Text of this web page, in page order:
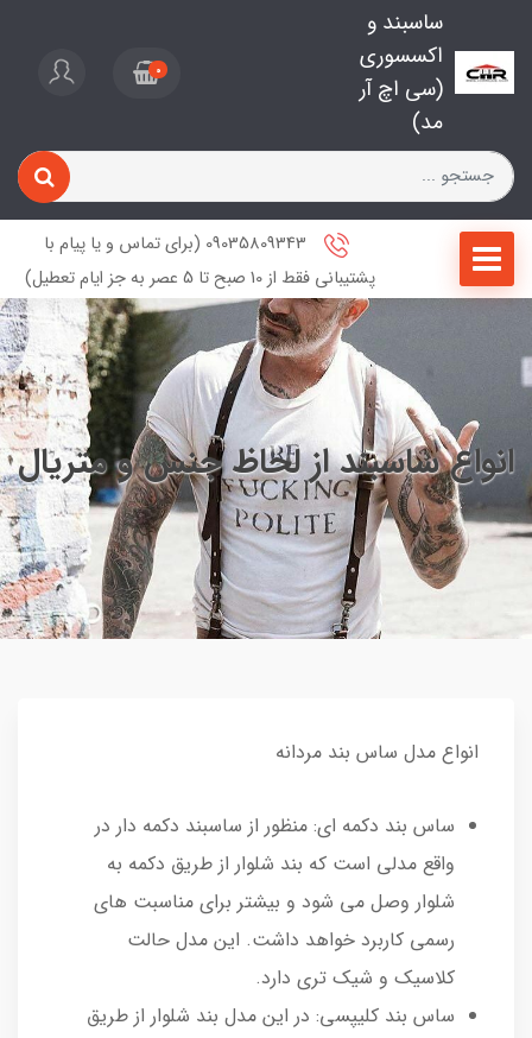
ساسبند و
اکسسوری
(سی اچ آر
مد)
0
09035809343 (برای تماس و یا پیام با
پشتیبانی فقط از 10 صبح تا 5 عصر به جز ایام تعطیل)
انواع ساسبند از لحاظ جنس و متریال
انواع مدل ساس بند مردانه
ساس بند دکمه ای: منظور از ساسبند دکمه دار در
واقع مدلی است که بند شلوار از طریق دکمه به
شلوار وصل می شود و بیشتر برای مناسبت های
رسمی کاربرد خواهد داشت. این مدل حالت
کلاسیک و شیک تری دارد.
ساس بند کلیپسی: در این مدل بند شلوار از طریق